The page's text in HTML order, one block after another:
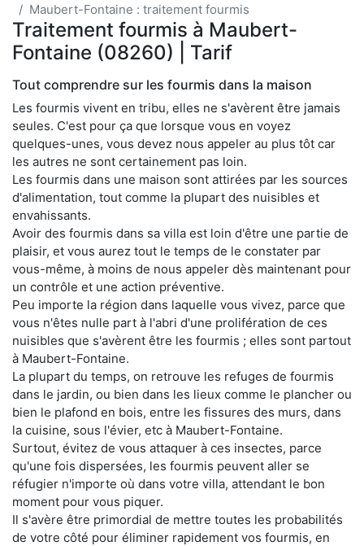
Maubert-Fontaine : traitement fourmis
Traitement fourmis à Maubert-
Fontaine (08260) | Tarif
Tout comprendre sur les fourmis dans la maison
Les fourmis vivent en tribu, elles ne s'avèrent être jamais
seules. C'est pour ça que lorsque vous en voyez
quelques-unes, vous devez nous appeler au plus tôt car
les autres ne sont certainement pas loin.
Les fourmis dans une maison sont attirées par les sources
d'alimentation, tout comme la plupart des nuisibles et
envahissants.
Avoir des fourmis dans sa villa est loin d'être une partie de
plaisir, et vous aurez tout le temps de le constater par
vous-même, à moins de nous appeler dès maintenant pour
un contrôle et une action préventive.
Peu importe la région dans laquelle vous vivez, parce que
vous n'êtes nulle part à l'abri d'une prolifération de ces
nuisibles que s'avèrent être les fourmis ; elles sont partout
à Maubert-Fontaine.
La plupart du temps, on retrouve les refuges de fourmis
dans le jardin, ou bien dans les lieux comme le plancher ou
bien le plafond en bois, entre les fissures des murs, dans
la cuisine, sous l'évier, etc à Maubert-Fontaine.
Surtout, évitez de vous attaquer à ces insectes, parce
qu'une fois dispersées, les fourmis peuvent aller se
réfugier n'importe où dans votre villa, attendant le bon
moment pour vous piquer.
Il s'avère être primordial de mettre toutes les probabilités
de votre côté pour éliminer rapidement vos fourmis, en